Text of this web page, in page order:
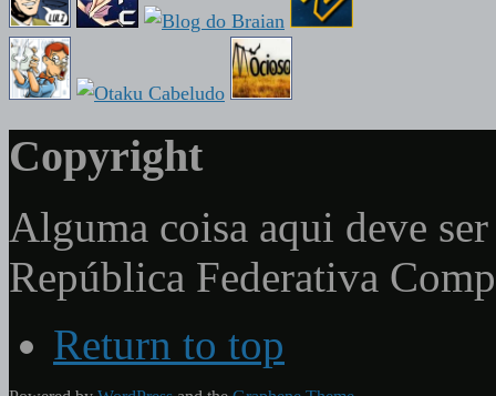
Copyright
Alguma coisa aqui deve
República Federativa
Return to top